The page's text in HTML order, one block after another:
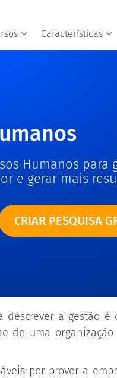
Características
Humanos
e gerar mais
CRIAR PESQUISA
descrever a gestão e
de uma
por prover a